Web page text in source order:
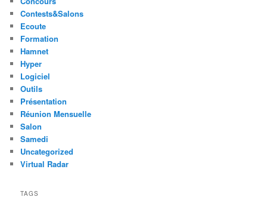
Contests&Salons
Ecoute
Formation
Hamnet
Hyper
Logiciel
Outils
Présentation
Réunion Mensuelle
Salon
Samedi
Uncategorized
Virtual Radar
TAGS